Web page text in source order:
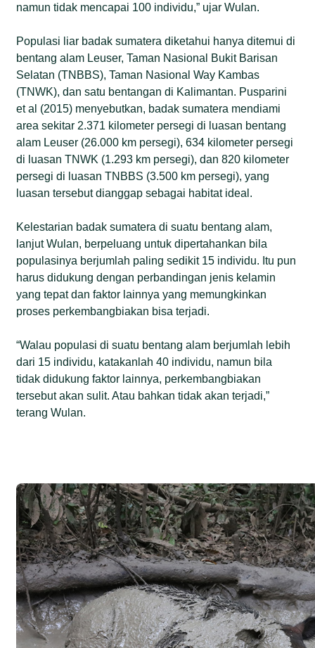
namun tidak mencapai 100 individu,” ujar Wulan.
Populasi liar badak sumatera diketahui hanya ditemui di
bentang alam Leuser, Taman Nasional Bukit Barisan
Selatan (TNBBS), Taman Nasional Way Kambas
(TNWK), dan satu bentangan di Kalimantan. Pusparini
et al (2015) menyebutkan, badak sumatera mendiami
area sekitar 2.371 kilometer persegi di luasan bentang
alam Leuser (26.000 km persegi), 634 kilometer persegi
di luasan TNWK (1.293 km persegi), dan 820 kilometer
persegi di luasan TNBBS (3.500 km persegi), yang
luasan tersebut dianggap sebagai habitat ideal.
Kelestarian badak sumatera di suatu bentang alam,
lanjut Wulan, berpeluang untuk dipertahankan bila
populasinya berjumlah paling sedikit 15 individu. Itu pun
harus didukung dengan perbandingan jenis kelamin
yang tepat dan faktor lainnya yang memungkinkan
proses perkembangbiakan bisa terjadi.
“Walau populasi di suatu bentang alam berjumlah lebih
dari 15 individu, katakanlah 40 individu, namun bila
tidak didukung faktor lainnya, perkembangbiakan
tersebut akan sulit. Atau bahkan tidak akan terjadi,”
terang Wulan.